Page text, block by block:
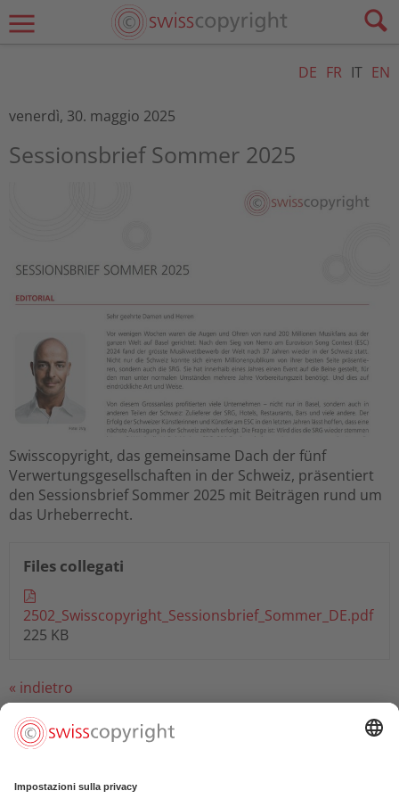
DE FR IT EN
venerdì, 30. maggio 2025
Sessionsbrief Sommer 2025
Swisscopyright, das gemeinsame Dach der fünf
Verwertungsgesellschaften in der Schweiz, präsentiert
den Sessionsbrief Sommer 2025 mit Beiträgen rund um
das Urheberrecht.
Files collegati
2502_Swisscopyright_Sessionsbrief_Sommer_DE.pdf
225 KB
« indietro
François Gremaud (autore, attore, regista)